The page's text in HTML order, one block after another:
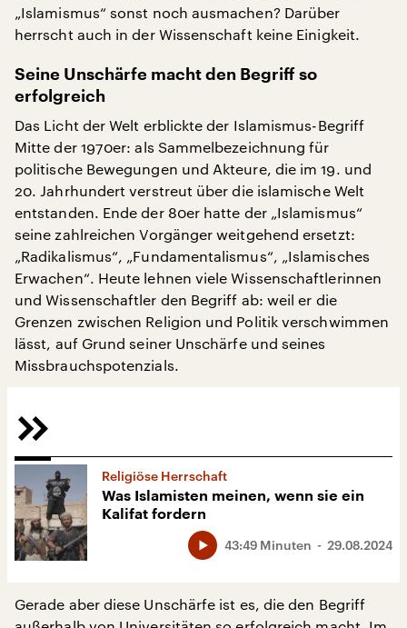
„Islamismus“ sonst noch ausmachen? Darüber
herrscht auch in der Wissenschaft keine Einigkeit.
Seine Unschärfe macht den Begriff so
erfolgreich
Das Licht der Welt erblickte der Islamismus-Begriff
Mitte der 1970er: als Sammelbezeichnung für
politische Bewegungen und Akteure, die im 19. und
20. Jahrhundert verstreut über die islamische Welt
entstanden. Ende der 80er hatte der „Islamismus“
seine zahlreichen Vorgänger weitgehend ersetzt:
„Radikalismus“, „Fundamentalismus“, „Islamisches
Erwachen“. Heute lehnen viele Wissenschaftlerinnen
und Wissenschaftler den Begriff ab: weil er die
Grenzen zwischen Religion und Politik verschwimmen
lässt, auf Grund seiner Unschärfe und seines
Missbrauchspotenzials.
Religiöse Herrschaft
Was Islamisten meinen, wenn sie ein
Kalifat fordern
29.08.2024
43:49 Minuten
Gerade aber diese Unschärfe ist es, die den Begriff